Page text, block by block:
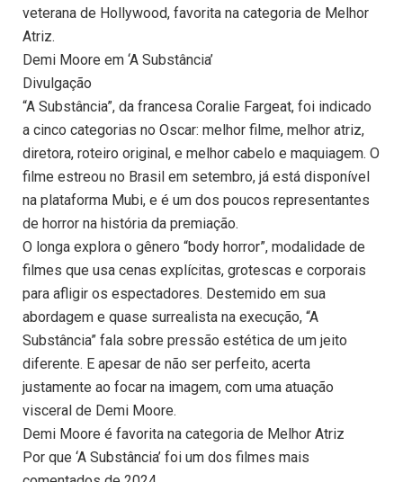
veterana de Hollywood, favorita na categoria de Melhor
Atriz.
Demi Moore em ‘A Substância’
Divulgação
“A Substância”, da francesa Coralie Fargeat, foi indicado
a cinco categorias no Oscar: melhor filme, melhor atriz,
diretora, roteiro original, e melhor cabelo e maquiagem. O
filme estreou no Brasil em setembro, já está disponível
na plataforma Mubi, e é um dos poucos representantes
de horror na história da premiação.
O longa explora o gênero “body horror”, modalidade de
filmes que usa cenas explícitas, grotescas e corporais
para afligir os espectadores. Destemido em sua
abordagem e quase surrealista na execução, “A
Substância” fala sobre pressão estética de um jeito
diferente. E apesar de não ser perfeito, acerta
justamente ao focar na imagem, com uma atuação
visceral de Demi Moore.
Demi Moore é favorita na categoria de Melhor Atriz
Por que ‘A Substância’ foi um dos filmes mais